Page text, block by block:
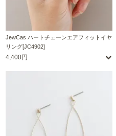
JewCas ハートチェーンエアフィットイヤ
リング[JC4902]
4,400円